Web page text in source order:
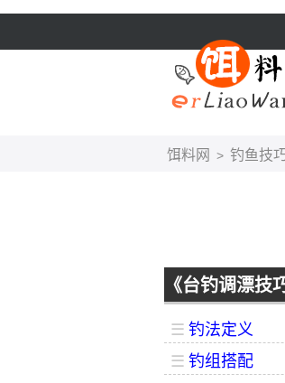
饵料网 > 钓鱼技
《台钓调漂技
☰ 钓法定义
☰ 钓组搭配